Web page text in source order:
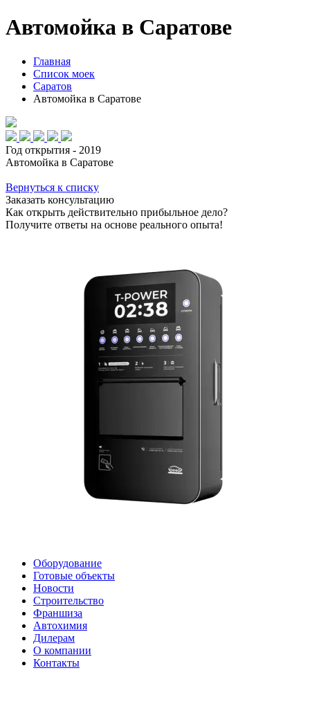
Автомойка в Саратове
Главная
Список моек
Саратов
Автомойка в Саратове
Год открытия - 2019
Автомойка в Саратове
Вернуться к списку
Заказать консультацию
Как открыть действительно прибыльное дело?
Получите ответы на основе реального опыта!
Оборудование
Готовые объекты
Новости
Строительство
Франшиза
Автохимия
Дилерам
О компании
Контакты